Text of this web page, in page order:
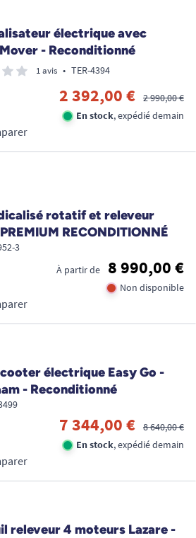
électrique avec
- Reconditionné
1 avis • TER-4394
2 392,00 €
2 990,00 €
En stock, expédié demain
rotatif et releveur
RECONDITIONNÉ
3
À partir de
8 990,00 €
Non disponible
électrique Easy Go -
- Reconditionné
7 344,00 €
8 640,00 €
En stock, expédié demain
releveur 4 moteurs Lazare -